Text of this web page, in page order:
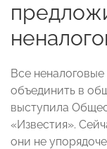
Все
объединить в
выступила
«Известия».
они не